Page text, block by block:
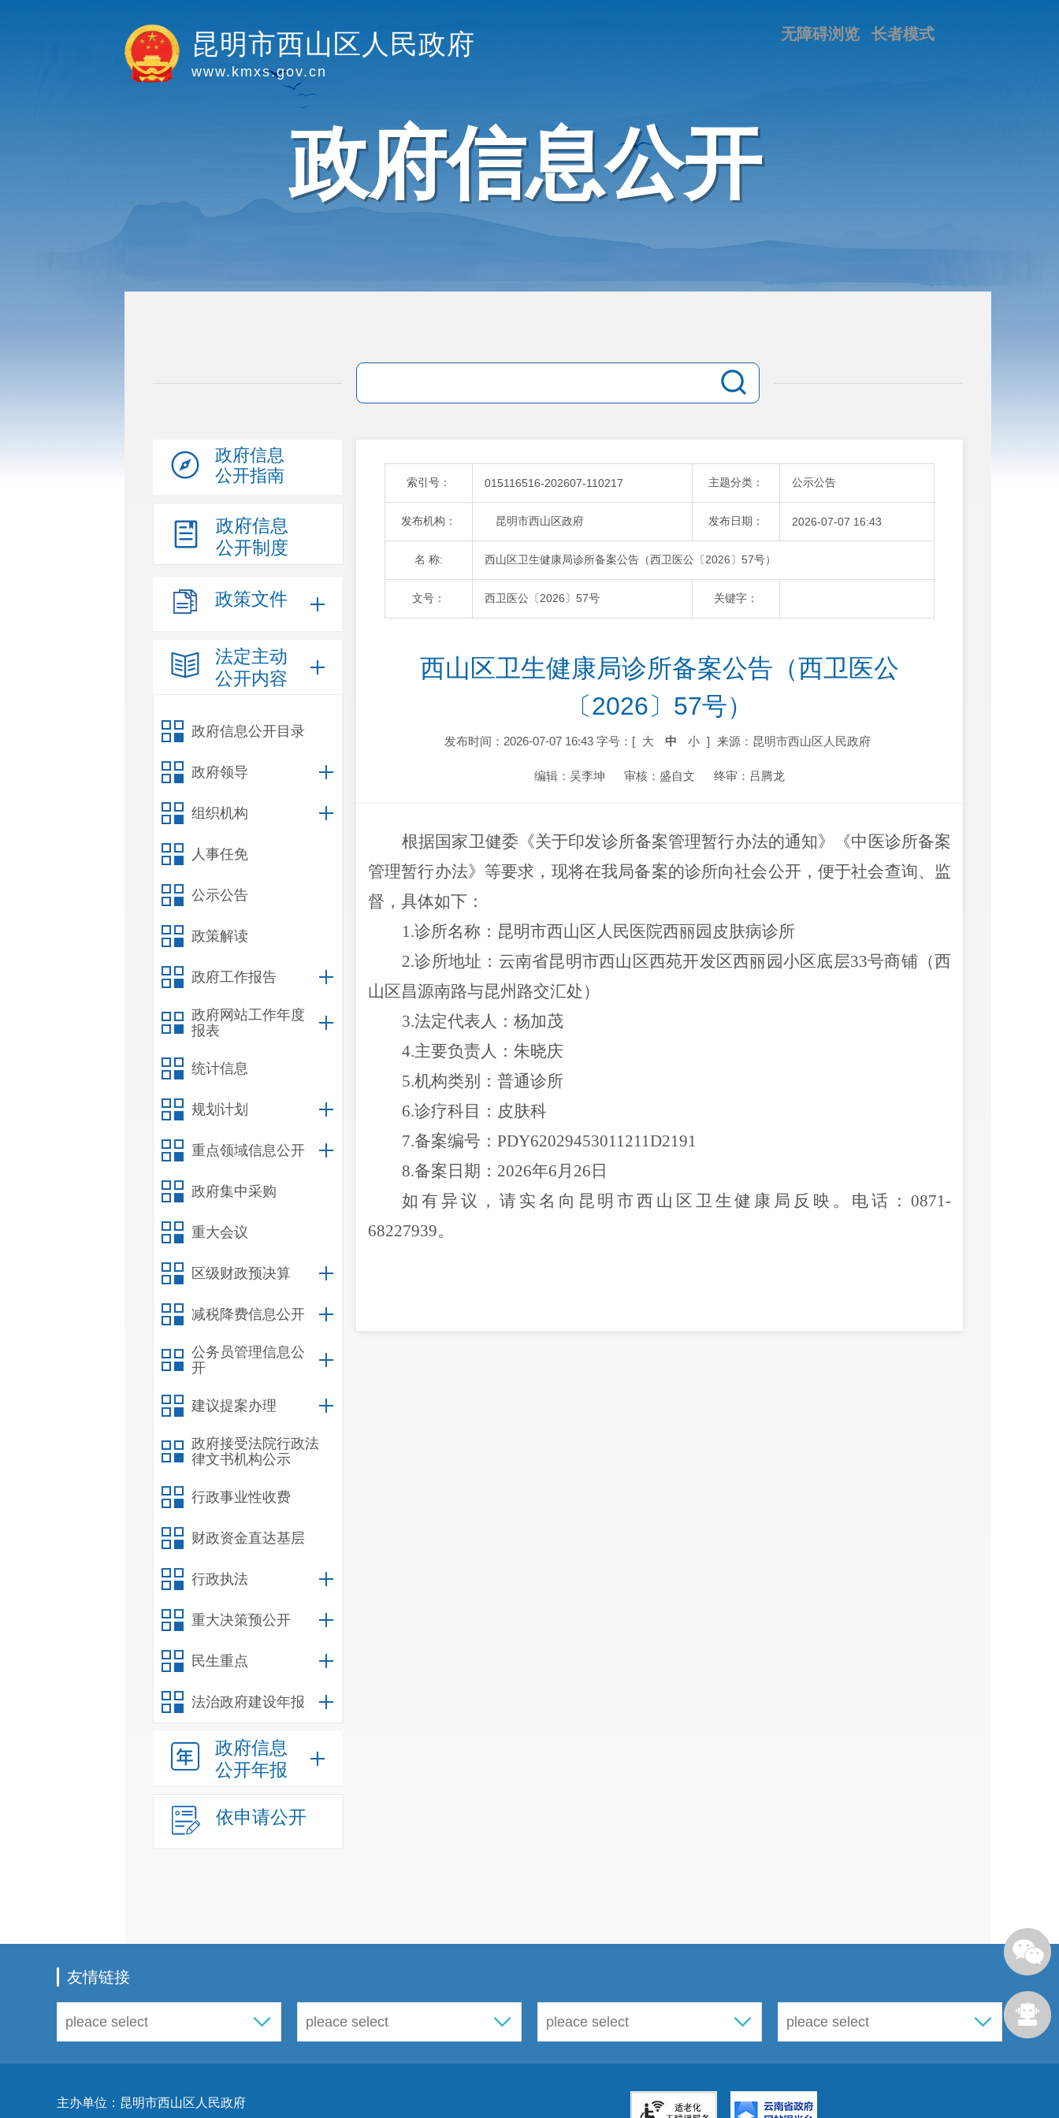
昆明市西山区人民政府
www.kmxs.gov.cn
长者模式
无障碍浏览
政府信息公开
政府信息
公开指南
政府信息
公开制度
政策文件
法定主动
公开内容
政府信息公开目录
政府领导
组织机构
人事任免
公示公告
政策解读
政府工作报告
政府网站工作年度
报表
统计信息
规划计划
重点领域信息公开
政府集中采购
重大会议
区级财政预决算
减税降费信息公开
公务员管理信息公
开
建议提案办理
政府接受法院行政法
律文书机构公示
行政事业性收费
财政资金直达基层
行政执法
重大决策预公开
民生重点
法治政府建设年报
政府信息
公开年报
依申请公开
索引号： 015116516-202607-110217 主题分类： 公示公告
发布机构： 昆明市西山区政府 发布日期： 2026-07-07 16:43
名 称: 西山区卫生健康局诊所备案公告（西卫医公〔2026〕57号）
文号： 西卫医公〔2026〕57号 关键字：
西山区卫生健康局诊所备案公告（西卫医公
〔2026〕57号）
发布时间：2026-07-07 16:43 字号：[ 大 中 小 ] 来源：昆明市西山区人民政府
编辑：吴李坤 审核：盛自文 终审：吕腾龙
根据国家卫健委《关于印发诊所备案管理暂行办法的通知》
《中医诊所备案
管理暂行办法》 等要求，现将在我局备案的诊所向社会公开，便于社会查询、监
督，具体如下：
1.诊所名称：昆明市西山区人民医院西丽园皮肤病诊所
2.诊所地址： 云南省昆明市西山区西苑开发区西丽园小区底层33号商铺（西
山区昌源南路与昆州路交汇处）
3.法定代表人： 杨加茂
4.主要负责人：朱晓庆
5.机构类别： 普通诊所
6.诊疗科目： 皮肤科
7.备案编号： PDY62029453011211D2191
8.备案日期： 2026年6月 26 日
如有异议，请实名向昆明市西山区卫生健康局反映。电话： 0871-
68227939。
友情链接
主办单位：昆明市西山区人民政府